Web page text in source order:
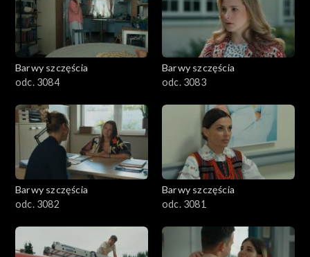
Barwy szczęścia
odc. 3084
Barwy szczęścia
odc. 3083
Barwy szczęścia
odc. 3082
Barwy szczęścia
odc. 3081